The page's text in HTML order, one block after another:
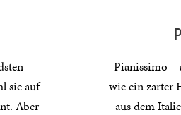
sie auf
Aber
Pianissimo –
wie ein zarter
aus dem